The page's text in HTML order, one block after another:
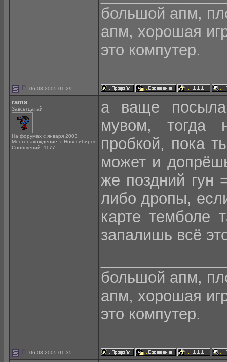
большой апм,
апм, хорошая
это компутер.
06.03.2005 01:29
rama
Завсегдатай
На форумах с января 2003
Местонахождение: г Новосибирск
Сообщений: 1177
а ваще
мувом, тогда
пробкой, пока
может и
же поздний гун
либо дропы,
карте темболе
запалишь всё
большой апм,
апм, хорошая
это компутер.
06.03.2005 01:35